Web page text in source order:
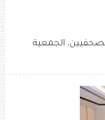
الجمعية